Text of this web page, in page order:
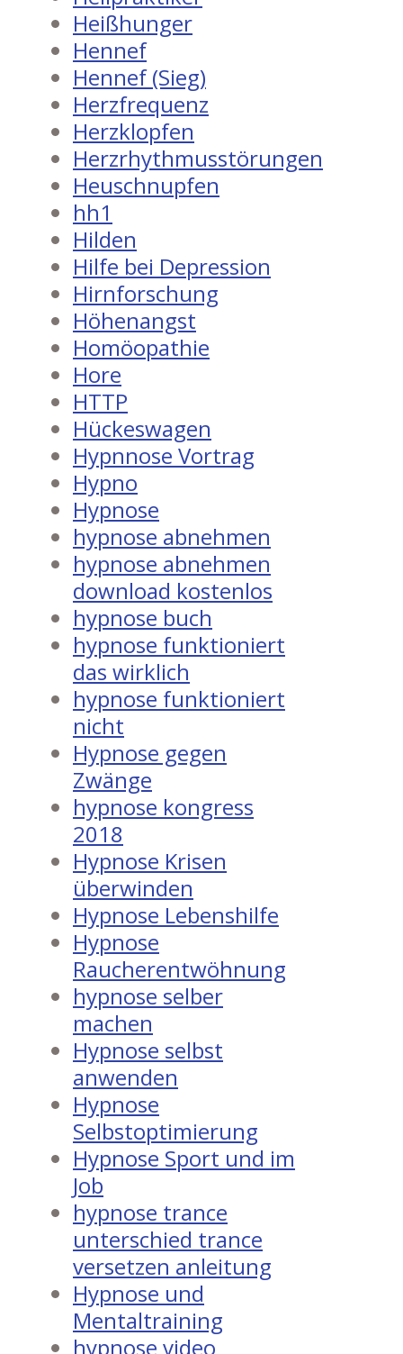
Heißhunger
Hennef
Hennef (Sieg)
Herzfrequenz
Herzklopfen
Herzrhythmusstörungen
Heuschnupfen
hh1
Hilden
Hilfe bei Depression
Hirnforschung
Höhenangst
Homöopathie
Hore
HTTP
Hückeswagen
Hypnnose Vortrag
Hypno
Hypnose
hypnose abnehmen
hypnose abnehmen
download kostenlos
hypnose buch
hypnose funktioniert
das wirklich
hypnose funktioniert
nicht
Hypnose gegen
Zwänge
hypnose kongress
2018
Hypnose Krisen
überwinden
Hypnose Lebenshilfe
Hypnose
Raucherentwöhnung
hypnose selber
machen
Hypnose selbst
anwenden
Hypnose
Selbstoptimierung
Hypnose Sport und im
Job
hypnose trance
unterschied trance
versetzen anleitung
Hypnose und
Mentaltraining
hypnose video